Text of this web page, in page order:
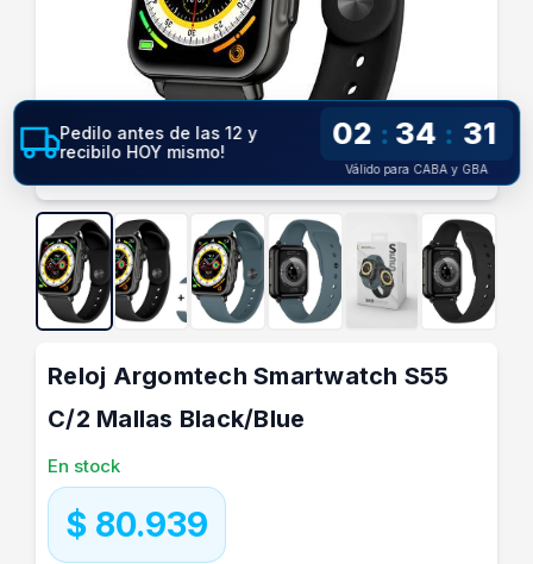
Reloj Argomtech Smartwatch S55
C/2 Mallas Black/Blue
En stock
$ 80.939
Pedilo antes de las 12 y
recibilo HOY mismo!
02 : 34 : 31
Válido para CABA y GBA